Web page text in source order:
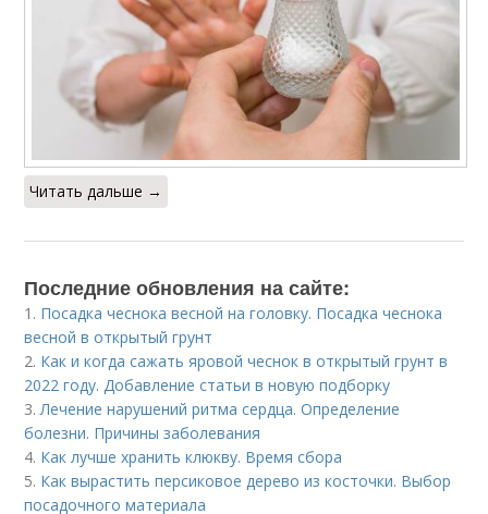
Читать дальше →
Последние обновления на сайте:
1. Посадка чеснока весной на головку. Посадка чеснока
весной в открытый грунт
2. Как и когда сажать яровой чеснок в открытый грунт в
2022 году. Добавление статьи в новую подборку
3. Лечение нарушений ритма сердца. Определение
болезни. Причины заболевания
4. Как лучше хранить клюкву. Время сбора
5. Как вырастить персиковое дерево из косточки. Выбор
посадочного материала